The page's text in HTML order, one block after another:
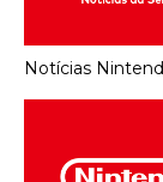
Notícias